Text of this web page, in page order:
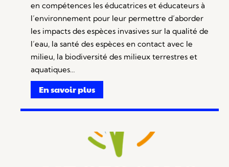
en compétences les éducatrices et éducateurs à
l’environnement pour leur permettre d’aborder
les impacts des espèces invasives sur la qualité de
l’eau, la santé des espèces en contact avec le
milieu, la biodiversité des milieux terrestres et
aquatiques…
En savoir plus